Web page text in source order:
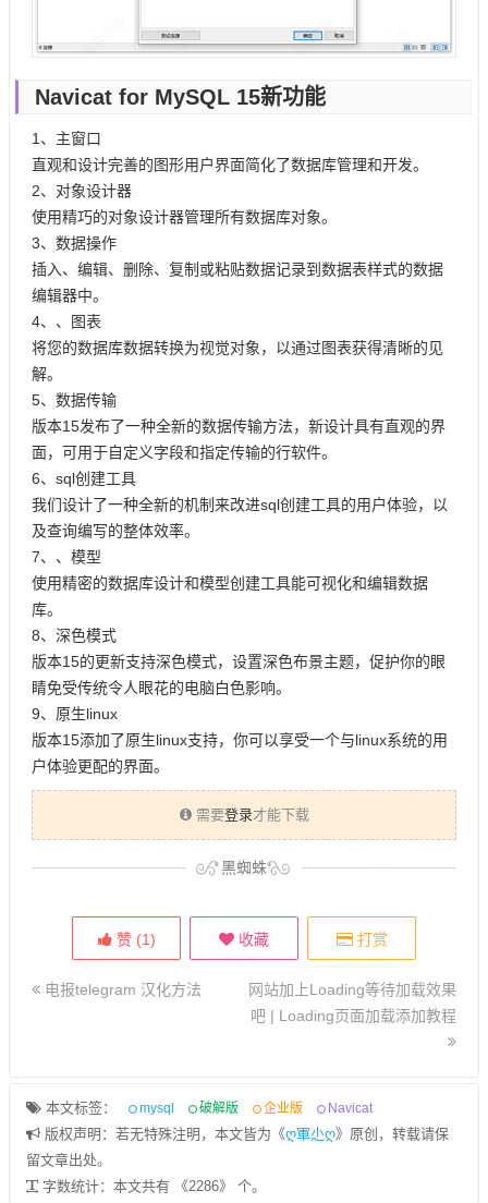
Navicat for MySQL 15新功能
1、主窗口
直观和设计完善的图形用户界面简化了数据库管理和开发。
2、对象设计器
使用精巧的对象设计器管理所有数据库对象。
3、数据操作
插入、编辑、删除、复制或粘贴数据记录到数据表样式的数据
编辑器中。
4、、图表
将您的数据库数据转换为视觉对象，以通过图表获得清晰的见
解。
5、数据传输
版本15发布了一种全新的数据传输方法，新设计具有直观的界
面，可用于自定义字段和指定传输的行软件。
6、sql创建工具
我们设计了一种全新的机制来改进sql创建工具的用户体验，以
及查询编写的整体效率。
7、、模型
使用精密的数据库设计和模型创建工具能可视化和编辑数据
库。
8、深色模式
版本15的更新支持深色模式，设置深色布景主题，促护你的眼
睛免受传统令人眼花的电脑白色影响。
9、原生linux
版本15添加了原生linux支持，你可以享受一个与linux系统的用
户体验更配的界面。
需要登录才能下载
黑蜘蛛
赞 (1) 收藏 打赏
电报telegram 汉化方法
网站加上Loading等待加载效果
吧 | Loading页面加载添加教程
本文标签： mysql 破解版 企业版 Navicat
版权声明：若无特殊注明，本文皆为《ღ軍尐ღ》原创，转载请保
留文章出处。
字数统计：本文共有 《2286》 个。